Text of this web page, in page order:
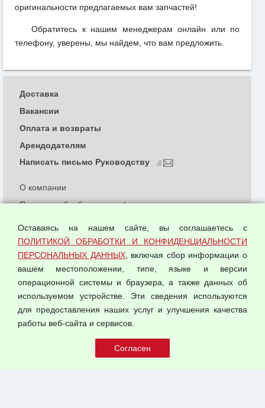
оригинальности предлагаемых вам запчастей!
Обратитесь к нашим менеджерам онлайн или по
телефону, уверены, мы найдем, что вам предложить.
© 2026 ООО "Феникс"
О компании
Политика обработки и конфиденциальности
Согласием на обработку персональных данных
Оферта оптовой купли-продажи
Публичная оферта
Доставка
Вакансии
Оплата и возвраты
Арендодателям
Написать письмо Руководству
Оставаясь на нашем сайте, вы соглашаетесь с
ПОЛИТИКОЙ ОБРАБОТКИ И КОНФИДЕНЦИАЛЬНОСТИ
ПЕРСОНАЛЬНЫХ ДАННЫХ, включая сбор информации о
вашем местоположении, типе, языке и версии
операционной системы и браузера, а также данных об
используемом устройстве. Эти сведения используются
для предоставления наших услуг и улучшения качества
работы веб-сайта и сервисов.